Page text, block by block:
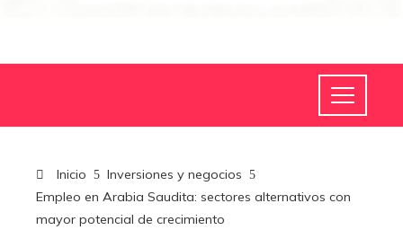
Inicio
Inversiones y negocios
Empleo en Arabia Saudita: sectores alternativos con
mayor potencial de crecimiento